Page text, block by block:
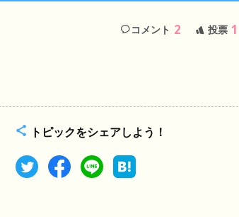
コメント 2 投票 1
トピックをシェアしよう！